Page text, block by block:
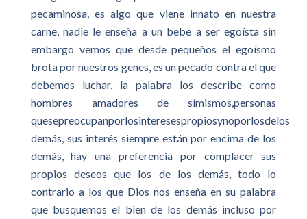
pecaminosa, es algo que viene innato en nuestra
carne, nadie le enseña a un bebe a ser egoísta sin
embargo vemos que desde pequeños el egoísmo
brota por nuestros genes, es un pecado contra el que
debemos luchar, la palabra los describe como
hombres amadores de símismos,personas
quesepreocupanporlosinteresespropiosynoporlosdelos
demás, sus interés siempre están por encima de los
demás, hay una preferencia por complacer sus
propios deseos que los de los demás, todo lo
contrario a los que Dios nos enseña en su palabra
que busquemos el bien de los demás incluso por